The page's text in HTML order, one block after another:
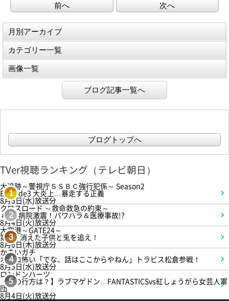
前へ 次へ
月別アーカイブ
カテゴリー一覧
画像一覧
ブログ記事一覧へ
ブログトップへ
TVer視聴ランキング（テレビ朝日）
1
大追跡～警視庁ＳＳＢＣ強行犯係～ Season2
Episode3 大炎上…暴走する正義
8月5日(水)放送分
2
クロスロード ～救命救急の約束～
＃5 病院激震！パワハラ＆医療事故!?
8月4日(火)放送分
3
大空港～GATE24～
第3話 消えた子供と兎を追え！
8月6日(木)放送分
4
かまいガチ
オモロ怖い「でな、話はここからやねん」トラビス松倉参戦！
8月5日(水)放送分
5
ロンドンハーツ
【恋の行方は？】ラブマゲドン…FANTASTICSvs紅しょうがら女芸人軍
団
8月4日(火)放送分